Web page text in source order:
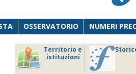
OSSERVATORIO NUMERI
Territorio e
istituzioni